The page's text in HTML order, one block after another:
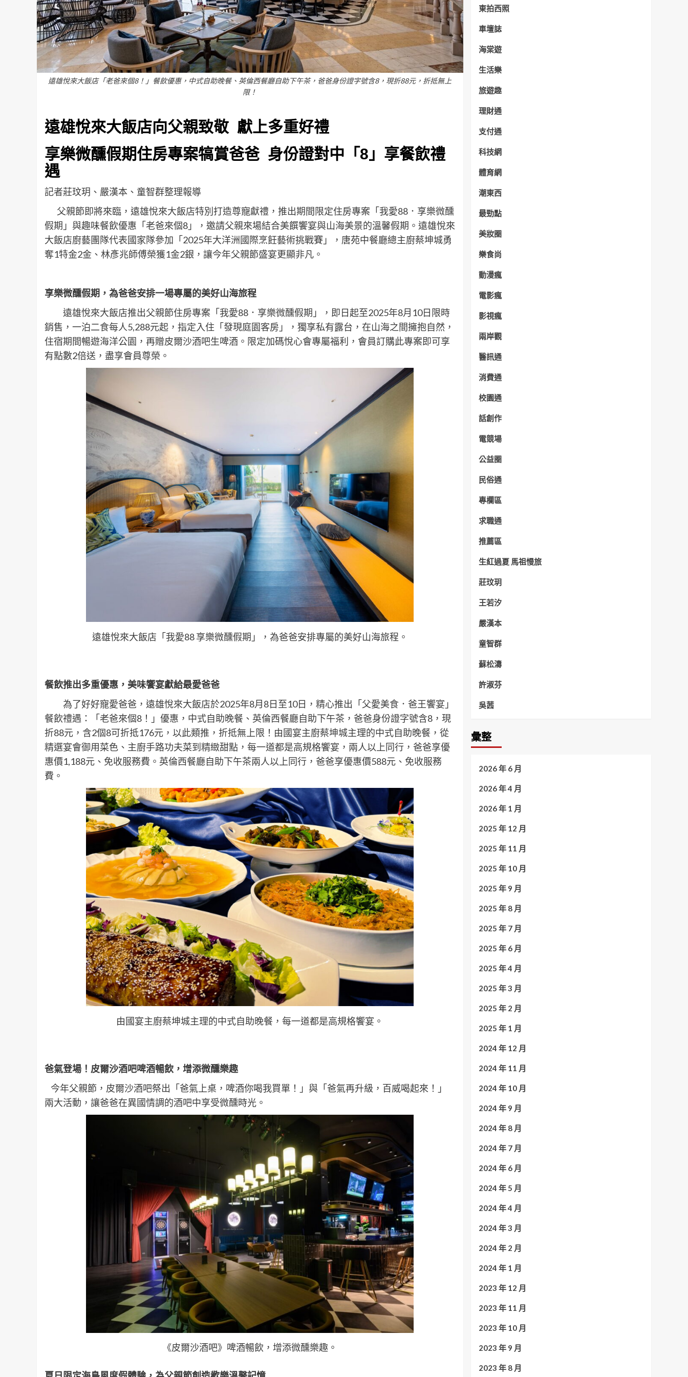
遠雄悅來大飯店「老爸來個8！」餐飲優惠，中式自助晚餐、英倫西餐廳自助下午茶，爸爸身份證字號含8，現折88元，折抵無上
限！
遠雄悅來大飯店向父親致敬 獻上多重好禮
享樂微醺假期住房專案犒賞爸爸 身份證對中「8」享餐飲禮
遇
記者莊玟玥、嚴漢本、童智群整理報導
父親節即將來臨，遠雄悅來大飯店特別打造尊寵獻禮，推出期間限定住房專案「我愛88．享樂微醺
假期」與趣味餐飲優惠「老爸來個8」，邀請父親來場結合美饌饗宴與山海美景的溫馨假期。遠雄悅來
大飯店廚藝團隊代表國家隊參加「2025年大洋洲國際烹飪藝術挑戰賽」，唐苑中餐廳總主廚蔡坤城勇
奪1特金2金、林彥兆師傅榮獲1金2銀，讓今年父親節盛宴更顯非凡。
享樂微醺假期，為爸爸安排一場專屬的美好山海旅程
遠雄悅來大飯店推出父親節住房專案「我愛88．享樂微醺假期」，即日起至2025年8月10日限時
銷售，一泊二食每人5,288元起，指定入住「發現庭園客房」，獨享私有露台，在山海之間擁抱自然，
住宿期間暢遊海洋公園，再贈皮爾沙酒吧生啤酒。限定加碼悅心會專屬福利，會員訂購此專案即可享
有點數2倍送，盡享會員尊榮。
遠雄悅來大飯店「我愛88 享樂微醺假期」，為爸爸安排專屬的美好山海旅程。
餐飲推出多重優惠，美味饗宴獻給最愛爸爸
為了好好寵愛爸爸，遠雄悅來大飯店於2025年8月8日至10日，精心推出「父愛美食．爸王饗宴」
餐飲禮遇：「老爸來個8！」優惠，中式自助晚餐、英倫西餐廳自助下午茶，爸爸身份證字號含8，現
折88元，含2個8可折抵176元，以此類推，折抵無上限！由國宴主廚蔡坤城主理的中式自助晚餐，從
精選宴會御用菜色、主廚手路功夫菜到精緻甜點，每一道都是高規格饗宴，兩人以上同行，爸爸享優
惠價1,188元、免收服務費。英倫西餐廳自助下午茶兩人以上同行，爸爸享優惠價588元、免收服務
費。
由國宴主廚蔡坤城主理的中式自助晚餐，每一道都是高規格饗宴。
爸氣登場！皮爾沙酒吧啤酒暢飲，增添微醺樂趣
今年父親節，皮爾沙酒吧祭出「爸氣上桌，啤酒你喝我買單！」與「爸氣再升級，百威喝起來！」
兩大活動，讓爸爸在異國情調的酒吧中享受微醺時光。
《皮爾沙酒吧》啤酒暢飲，增添微醺樂趣。
東拍西照
車壇誌
海棠遊
生活樂
旅遊趣
理財通
支付通
科技網
體育網
潮東西
最勁點
美妝圈
樂食尚
動漫瘋
電影瘋
影視瘋
兩岸觀
醫訊通
消費通
校園通
話創作
電競場
公益圈
民俗通
專欄區
求職通
推薦區
生紅過夏 馬祖慢旅
莊玟玥
王若汐
嚴漢本
童智群
蘇松濤
許淑芬
吳茜
彙整
2026 年 6 月
2026 年 4 月
2026 年 1 月
2025 年 12 月
2025 年 11 月
2025 年 10 月
2025 年 9 月
2025 年 8 月
2025 年 7 月
2025 年 6 月
2025 年 4 月
2025 年 3 月
2025 年 2 月
2025 年 1 月
2024 年 12 月
2024 年 11 月
2024 年 10 月
2024 年 9 月
2024 年 8 月
2024 年 7 月
2024 年 6 月
2024 年 5 月
2024 年 4 月
2024 年 3 月
2024 年 2 月
2024 年 1 月
2023 年 12 月
2023 年 11 月
2023 年 10 月
2023 年 9 月
2023 年 8 月